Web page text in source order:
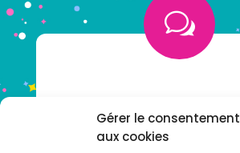
Gérer le consentement
aux cookies
w